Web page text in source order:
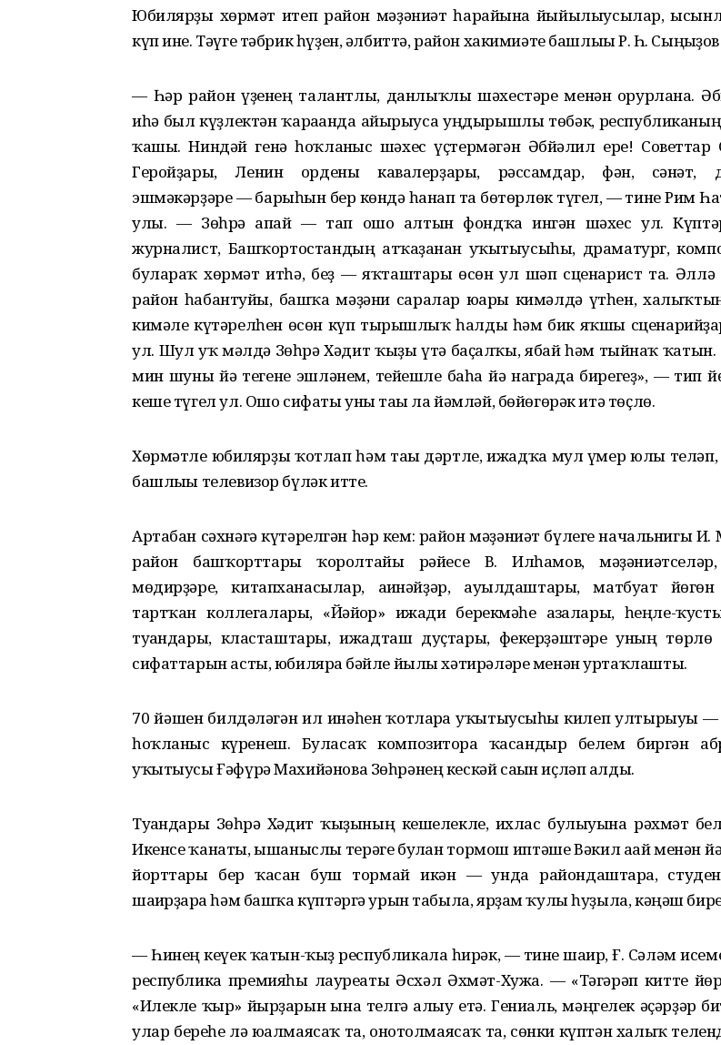
Юбилярҙы хөрмәт итеп район мәҙәниәт һарайына йыйылыусылар,
күп ине. Тәүге тәбрик һүҙен, әлбиттә, район хакимиәте башлығы Р. Һ.
— Һәр район үҙенең талантлы, данлыҡлы шәхестәре менән ғорурлана.
иһә был күҙлектән ҡарағанда айырыуса уңдырышлы төбәк,
ҡашы. Ниндәй генә һоҡланғыс шәхес үҫтермәгән Әбйәлил ере! Советтар
Геройҙары, Ленин ордены кавалерҙары, рәссамдар, фән, сәнғәт,
эшмәкәрҙәре — барыһын бер көндә һанап та бөтөрлөк түгел, — тине Рим
улы. — Зөһрә апай — тап ошо алтын фондҡа ингән шәхес ул.
журналист, Башҡортостандың атҡаҙанған уҡытыусыһы, драматург,
булараҡ хөрмәт итһә, беҙ — яҡташтары өсөн ул шәп сценарист та. Әллә
район һабантуйы, башҡа мәҙәни саралар юғары кимәлдә үтһен,
кимәле күтәрелһен өсөн күп тырышлыҡ һалды һәм бик яҡшы
ул. Шул уҡ мәлдә Зөһрә Хәдит ҡыҙы үтә баҫалҡы, ябай һәм тыйнаҡ ҡатын.
мин шуны йә тегене эшләнем, тейешле баһа йә награда бирегеҙ», — тип
кеше түгел ул. Ошо сифаты уны тағы ла йәмләй, бөйөгөрәк итә төҫлө.
Хөрмәтле юбилярҙы ҡотлап һәм тағы дәртле, ижадҡа мул ғүмер юлы
башлығы телевизор бүләк итте.
Артабан сәхнәгә күтәрелгән һәр кем: район мәҙәниәт бүлеге начальнигы И.
район башҡорттары ҡоролтайы рәйесе В. Илһамов,
мөдирҙәре, китапханасылар, ағинәйҙәр, ауылдаштары, матбуғат йөгөн
тартҡан коллегалары, «Йәйғор» ижади берекмәһе ағзалары, һеңле-
туғандары, класташтары, ижадташ дуҫтары, фекерҙәштәре уның төрлө
сифаттарын асты, юбилярға бәйле йылы хәтирәләре менән уртаҡлашты.
70 йәшен билдәләгән ил инәһен ҡотларға уҡытыусыһы килеп ултырыуы —
һоҡланғыс күренеш. Буласаҡ композиторға ҡасандыр белем биргән
уҡытыусы Ғәфүрә Махийәнова Зөһрәнең кескәй сағын иҫләп алды.
Туғандары Зөһрә Хәдит ҡыҙының кешелекле, ихлас булыуына рәхмәт
Икенсе ҡанаты, ышаныслы терәге булған тормош иптәше Вәкил ағай менән
йорттары бер ҡасан буш тормай икән — унда райондаштарға,
шағирҙарға һәм башҡа күптәргә урын табыла, ярҙам ҡулы һуҙыла, кәңәш
— Һинең кеүек ҡатын-ҡыҙ республикала һирәк, — тине шағир, Ғ. Сәләм
республика премияһы лауреаты Әсхәл Әхмәт-Хужа. — «Тәгәрәп китте
«Илекле ҡыр» йырҙарын ғына телгә алыу етә. Гениаль, мәңгелек әҫәрҙәр
улар береһе лә юғалмаясаҡ та, онотолмаясаҡ та, сөнки күптән халыҡ